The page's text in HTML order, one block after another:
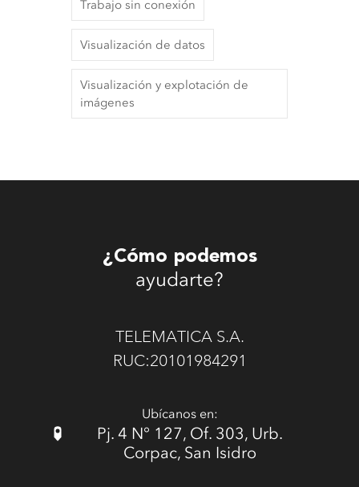
Trabajo sin conexión
Visualización de datos
Visualización y explotación de
imágenes
¿Cómo podemos
ayudarte?
TELEMATICA S.A.
RUC:20101984291
Ubícanos en:
Pj. 4 N° 127, Of. 303, Urb.
Corpac, San Isidro